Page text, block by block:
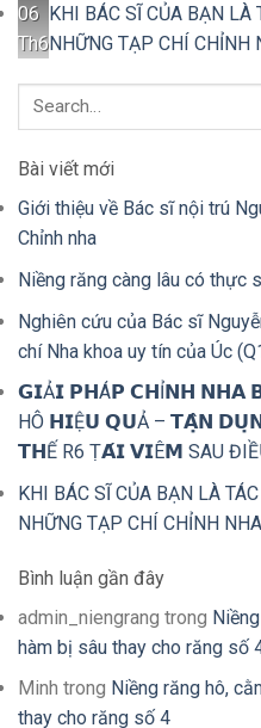
06
Th6
KHI BÁC SĨ CỦA BẠN LÀ
NHỮNG TẠP CHÍ CHỈNH
Bài viết mới
Giới thiệu về Bác sĩ nội trú
Chỉnh nha
Niềng răng càng lâu có thực
Nghiên cứu của Bác sĩ
chí Nha khoa uy tín của Úc
𝗚𝗜Ả𝗜 𝗣𝗛Á𝗣 𝗖𝗛Ỉ𝗡𝗛 𝗡𝗛𝗔
HÔ 𝗛𝗜Ệ𝗨 𝗤𝗨Ả – 𝗧𝗔̣̂𝗡
𝗧𝗛Ế R6 Ṭ𝗔́𝗜 𝗩𝗜Ê𝗠 SAU
KHI BÁC SĨ CỦA BẠN LÀ
NHỮNG TẠP CHÍ CHỈNH
Bình luận gần đây
admin_niengrang trong
hàm bị sâu thay cho răng số
Minh trong Niềng răng hô,
thay cho răng số 4